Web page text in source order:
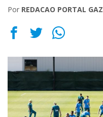
Por REDACAO PORTAL GAZ